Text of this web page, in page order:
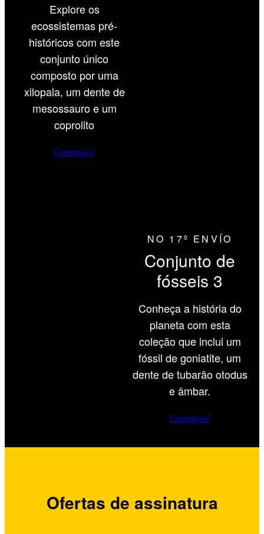
Explore os
ecossistemas pré-
históricos com este
conjunto único
composto por uma
xilopala, um dente de
mesossauro e um
coprolito
Consiga-o!
NO 17º ENVÍO
Conjunto de
fósseis 3
Conheça a história do
planeta com esta
coleção que inclui um
fóssil de goniatite, um
dente de tubarão otodus
e âmbar.
Consiga-o!
Ofertas de assinatura